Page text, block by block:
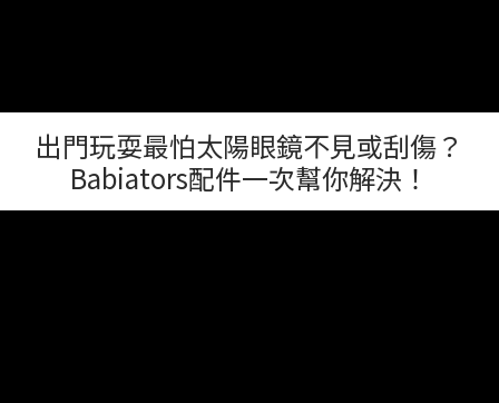
出門玩耍最怕太陽眼鏡不見或刮傷？
Babiators配件一次幫你解決！